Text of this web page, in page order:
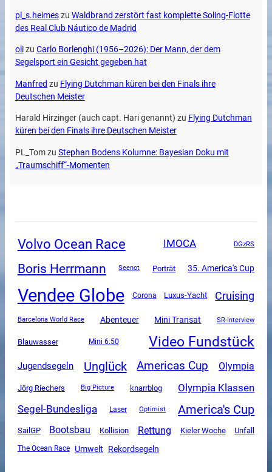
pl_s.heimeszu Waldbrand zerstört fast komplette Soling-Flotte
des Real Club Náutico de Madrid
olizu Carlo Borlenghi (1956–2026): Der Mann, der dem
Segelsport ein Gesicht gegeben hat
Manfred zu Flying Dutchman küren bei den Finals ihre
Deutschen Meister
Harald Hirzinger (auch capt. Hari genannt) zu Flying Dutchman
küren bei den Finals ihre Deutschen Meister
PL_Tomzu Stephan Bodens Kolumne: Bayesian Doku mit
„Traumschiff“-Momenten
Volvo Ocean Race IMOCA DGzRS
Boris Herrmann Seenot Porträt 35. America's Cup
Vendee Globe Corona Luxus-Yacht Cruising
Barcelona World Race Abenteuer Mini Transat SR-Interview
Blauwasser Mini 6.50 Video Fundstück
Jugendsegeln Unglück Americas Cup Olympia
Jörg Riechers Big Picture knarrblog
Olympia Klassen
Segel-Bundesliga
Laser Optimist America's Cup
SailGP Bootsbau Kollision Rettung Kieler Woche Unfall
The Ocean Race Umwelt Rekordsegeln